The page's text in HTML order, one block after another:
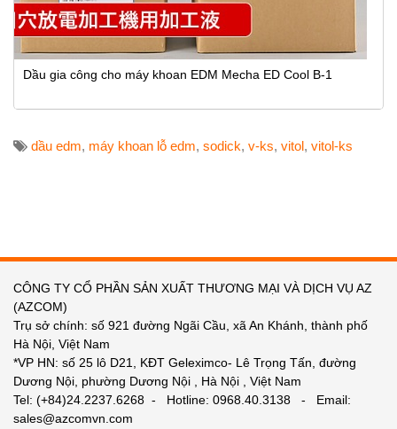
Dầu gia công cho máy khoan EDM Mecha ED Cool B-1
dầu edm, máy khoan lỗ edm, sodick, v-ks, vitol, vitol-ks
CÔNG TY CỔ PHẦN SẢN XUẤT THƯƠNG MẠI VÀ DỊCH VỤ AZ
(AZCOM)
Trụ sở chính: số 921 đường Ngãi Cầu, xã An Khánh, thành phố
Hà Nội, Việt Nam
*VP HN: số 25 lô D21, KĐT Geleximco- Lê Trọng Tấn, đường
Dương Nội, phường Dương Nội , Hà Nội , Việt Nam
Tel: (+84)24.2237.6268 - Hotline: 0968.40.3138 - Email:
sales@azcomvn.com